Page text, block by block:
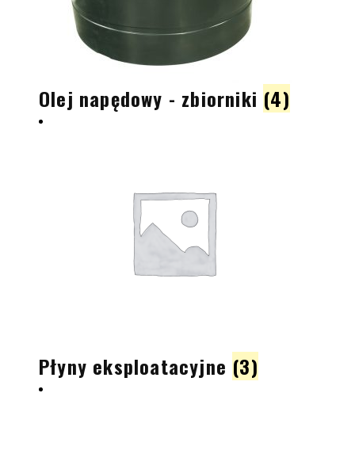
Olej napędowy - zbiorniki (4)
Płyny eksploatacyjne (3)